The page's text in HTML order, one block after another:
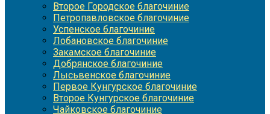
Второе Городское благочиние
Петропавловское благочиние
Успенское благочиние
Лобановское благочиние
Закамское благочиние
Добрянское благочиние
Лысьвенское благочиние
Первое Кунгурское благочиние
Второе Кунгурское благочиние
Чайковское благочиние